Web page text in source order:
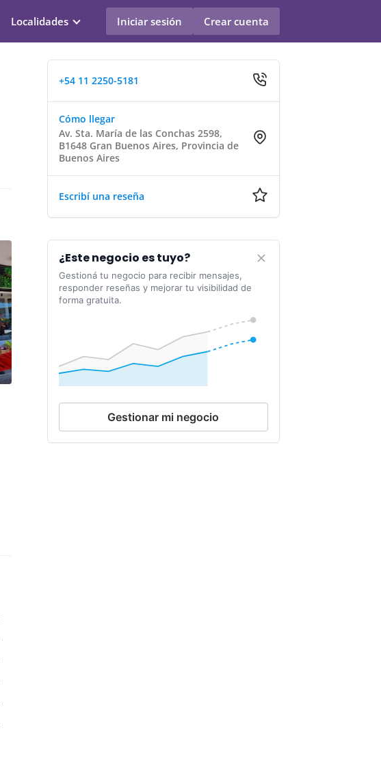
Localidades Iniciar sesión Crear cuenta
+54 11 2250-5181
Cómo llegar
Av. Sta. María de las Conchas 2598,
B1648 Gran Buenos Aires, Provincia de
Buenos Aires
Escribí una reseña
¿Este negocio es tuyo?
Gestioná tu negocio para recibir mensajes,
responder reseñas y mejorar tu visibilidad de
forma gratuita.
Gestionar mi negocio